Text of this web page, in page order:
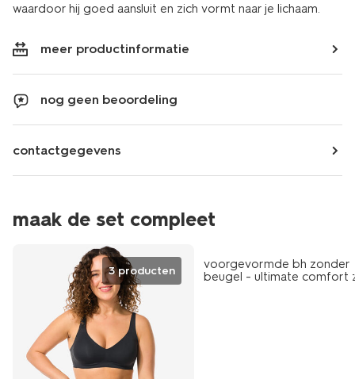
waardoor hij goed aansluit en zich vormt naar je lichaam.
meer productinformatie
nog geen beoordeling
contactgegevens
maak de set compleet
3 producten
voorgevormde bh zonder
beugel - ultimate comfort